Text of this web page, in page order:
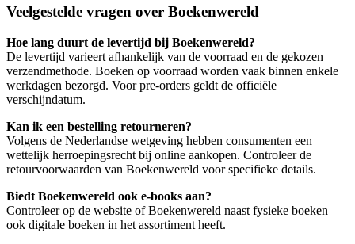
Veelgestelde vragen over Boekenwereld
Hoe lang duurt de levertijd bij Boekenwereld?
De levertijd varieert afhankelijk van de voorraad en de gekozen
verzendmethode. Boeken op voorraad worden vaak binnen enkele
werkdagen bezorgd. Voor pre-orders geldt de officiële
verschijndatum.
Kan ik een bestelling retourneren?
Volgens de Nederlandse wetgeving hebben consumenten een
wettelijk herroepingsrecht bij online aankopen. Controleer de
retourvoorwaarden van Boekenwereld voor specifieke details.
Biedt Boekenwereld ook e-books aan?
Controleer op de website of Boekenwereld naast fysieke boeken
ook digitale boeken in het assortiment heeft.